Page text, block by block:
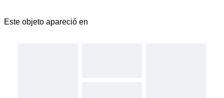
Este objeto apareció en